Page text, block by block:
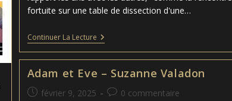
fortuite sur une table de dissection d'une…
Continuer La LectureRêve
Causé
Par
Vol
D’une
Abeille
Adam et Eve – Suzanne Valadon
Publication
février 9, 2025
Commentaires
0 commentaire